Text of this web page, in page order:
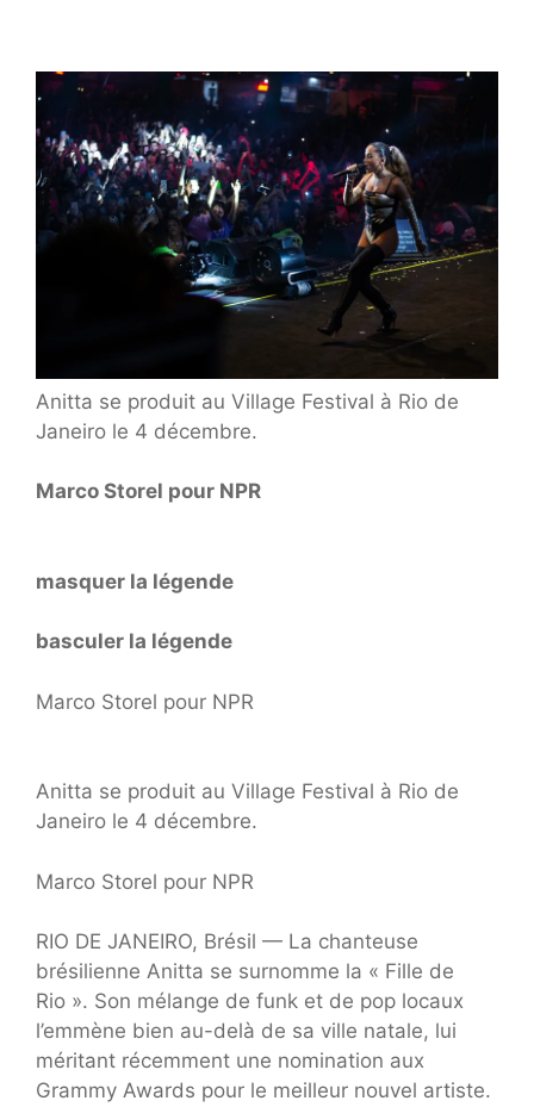
Anitta se produit au Village Festival à Rio de
Janeiro le 4 décembre.
Marco Storel pour NPR
masquer la légende
basculer la légende
Marco Storel pour NPR
Anitta se produit au Village Festival à Rio de
Janeiro le 4 décembre.
Marco Storel pour NPR
RIO DE JANEIRO, Brésil — La chanteuse
brésilienne Anitta se surnomme la « Fille de
Rio ». Son mélange de funk et de pop locaux
l’emmène bien au-delà de sa ville natale, lui
méritant récemment une nomination aux
Grammy Awards pour le meilleur nouvel artiste.